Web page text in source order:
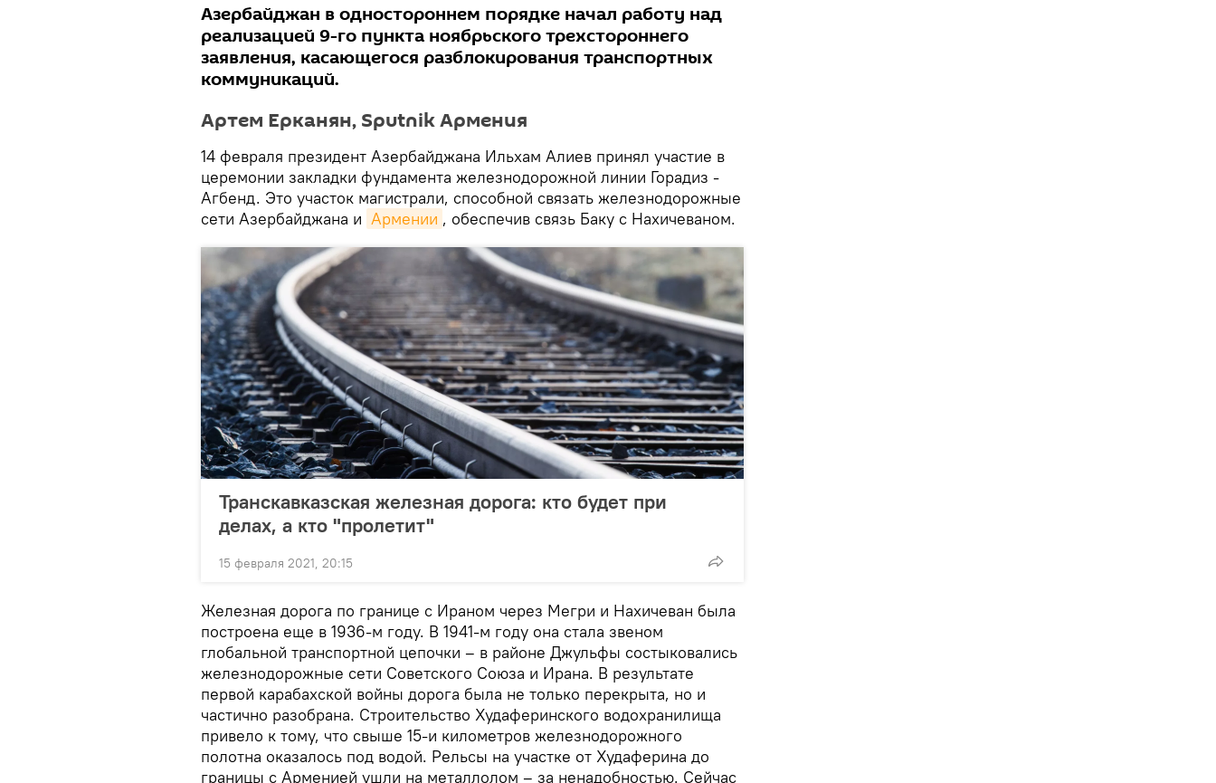
Азербайджан в одностороннем порядке начал работу над
реализацией 9-го пункта ноябрьского трехстороннего
заявления, касающегося разблокирования транспортных
коммуникаций.
Артем Ерканян, Sputnik Армения
14 февраля президент Азербайджана Ильхам Алиев принял участие в
церемонии закладки фундамента железнодорожной линии Горадиз -
Агбенд. Это участок магистрали, способной связать железнодорожные
сети Азербайджана и Армении , обеспечив связь Баку с Нахичеваном.
Транскавказская железная дорога: кто будет при
делах, а кто "пролетит"
15 февраля 2021, 20:15
Железная дорога по границе с Ираном через Мегри и Нахичеван была
построена еще в 1936-м году. В 1941-м году она стала звеном
глобальной транспортной цепочки – в районе Джульфы состыковались
железнодорожные сети Советского Союза и Ирана. В результате
первой карабахской войны дорога была не только перекрыта, но и
частично разобрана. Строительство Худаферинского водохранилища
привело к тому, что свыше 15-и километров железнодорожного
полотна оказалось под водой. Рельсы на участке от Худаферина до
границы с Арменией ушли на металлолом – за ненадобностью. Сейчас